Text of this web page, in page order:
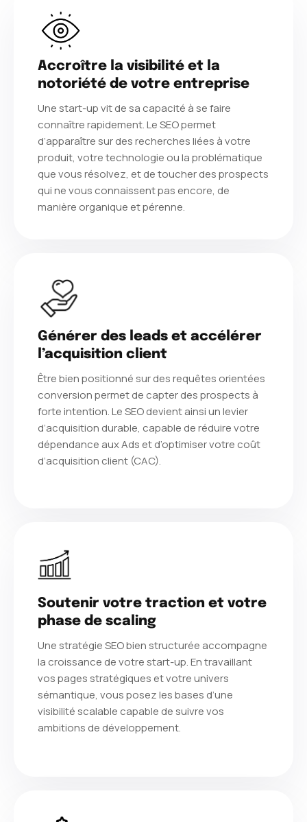
Accroître la visibilité et la
notoriété de votre entreprise
Une start-up vit de sa capacité à se faire
connaître rapidement. Le SEO permet
d’apparaître sur des recherches liées à votre
produit, votre technologie ou la problématique
que vous résolvez, et de toucher des prospects
qui ne vous connaissent pas encore, de
manière organique et pérenne.
Générer des leads et accélérer
l’acquisition client
Être bien positionné sur des requêtes orientées
conversion permet de capter des prospects à
forte intention. Le SEO devient ainsi un levier
d’acquisition durable, capable de réduire votre
dépendance aux Ads et d’optimiser votre coût
d’acquisition client (CAC).
Soutenir votre traction et votre
phase de scaling
Une stratégie SEO bien structurée accompagne
la croissance de votre start-up. En travaillant
vos pages stratégiques et votre univers
sémantique, vous posez les bases d’une
visibilité scalable capable de suivre vos
ambitions de développement.